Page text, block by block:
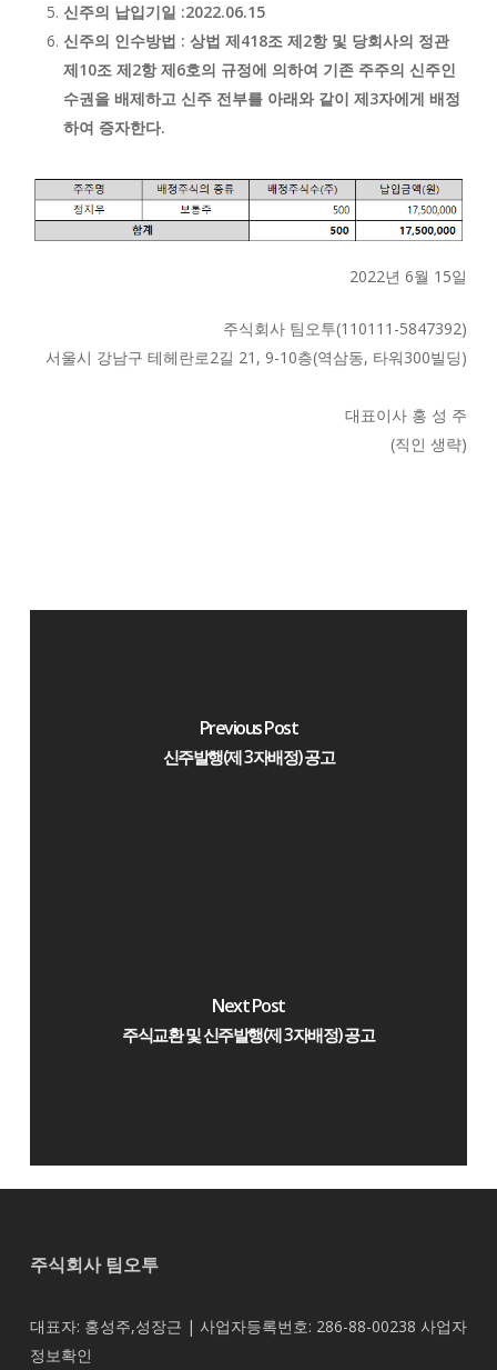
신주의 납입기일 :2022.06.15
신주의 인수방법 : 상법 제418조 제2항 및 당회사의 정관
제10조 제2항 제6호의 규정에 의하여 기존 주주의 신주인
수권을 배제하고 신주 전부를 아래와 같이 제3자에게 배정
하여 증자한다.
2022년 6월 15일
주식회사 팀오투(110111-5847392)
서울시 강남구 테헤란로2길 21, 9-10층(역삼동, 타워300빌딩)
대표이사 홍 성 주
(직인 생략)
Previous Post
신주발행(제 3자배정) 공고
Next Post
주식교환 및 신주발행(제 3자배정) 공고
주식회사 팀오투
대표자: 홍성주,성장근 | 사업자등록번호: 286-88-00238 사업자
정보확인